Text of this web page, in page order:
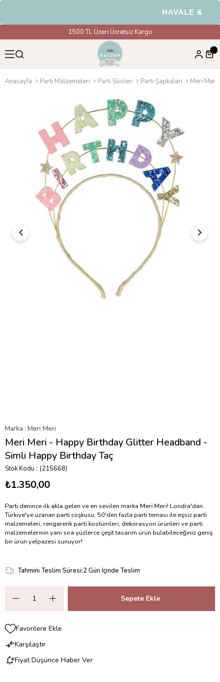
HAVALE &
1500 TL Üzeri Ücretsiz Kargo
Anasayfa Parti Malzemeleri Parti Süsleri Parti Şapkaları
Marka : Meri Meri
Meri Meri - Happy Birthday Glitter Headband -
Simli Happy Birthday Taç
Stok Kodu (215668)
₺1.350,00
Parti denince ilk akla gelen ve en sevilen marka Meri Meri! Londra'dan
Türkiye'ye uzanan parti coşkusu; 50'den fazla parti teması ile eşsiz parti
malzemeleri, rengarenk parti kostümleri, dekorasyon ürünleri ve parti
malzemelerinin yanı sıra yüzlerce çeşit tasarım ürün bulabileceğiniz geniş
bir ürün yelpazesi sunuyor!
Tahmini Teslim Süresi:2 Gün İçinde Teslim
Favorilere Ekle
Karşılaştır
Fiyat Düşünce Haber Ver